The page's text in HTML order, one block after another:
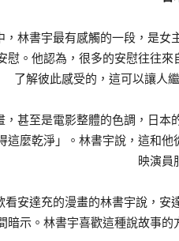
，林書宇最有感觸的一段，是女
慰。他認為，很多的安慰往往
了解彼此感受的，這可以讓人
，甚至是電影整體的色調，日本
這麼乾淨」。林書宇說，這和
映演員
看安達充的漫畫的林書宇說，安
暗示。林書宇喜歡這種說故事